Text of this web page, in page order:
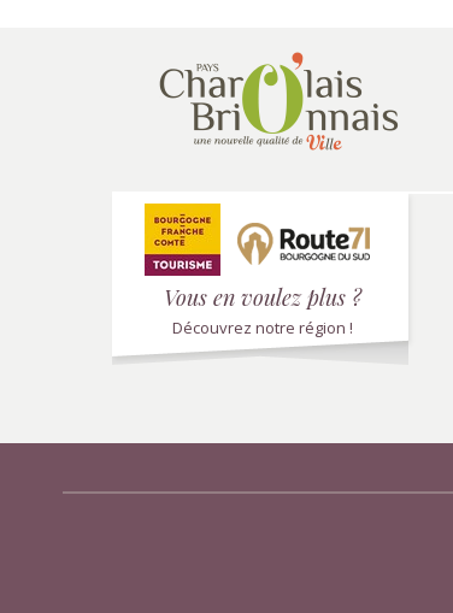
Vous en voulez plus ?
Découvrez notre région !